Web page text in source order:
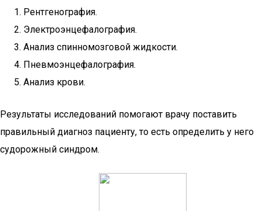
Рентгенография.
Электроэнцефалография.
Анализ спинномозговой жидкости.
Пневмоэнцефалография.
Анализ крови.
Результаты исследований помогают врачу поставить
правильный диагноз пациенту, то есть определить у него
судорожный синдром.